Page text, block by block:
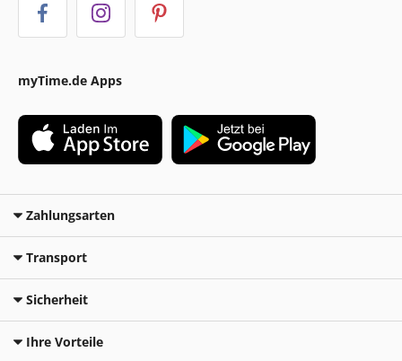
myTime.de Apps
Zahlungsarten
Transport
Sicherheit
Ihre Vorteile